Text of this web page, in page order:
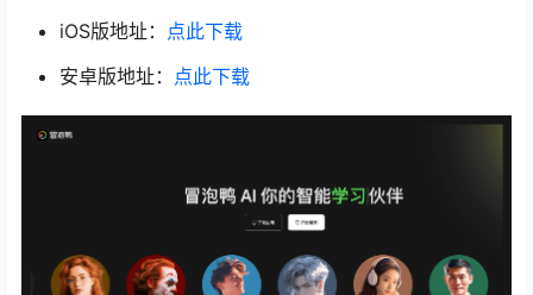
iOS版地址： 点此下载
安卓版地址： 点此下载